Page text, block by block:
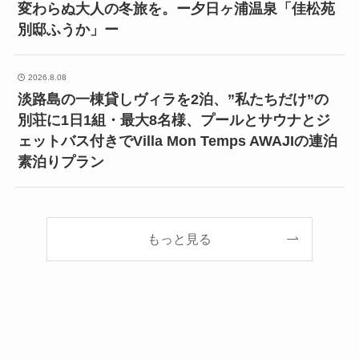
変わらぬ大人の冬旅を。ー夕日ヶ浦温泉「佳松苑
別邸ふうか」ー
2026.8.08
淡路島の一棟貸しヴィラを2泊、”私たちだけ”の
別荘に1日1組・最大8名様、プールとサウナとジ
ェットバス付きでVilla Mon Temps AWAJIの連泊
素泊りプラン
もっと見る